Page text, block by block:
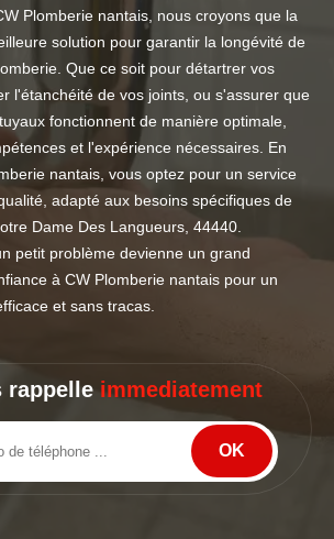
Plomberie nantais, nous croyons que la
solution pour garantir la longévité de
Que ce soit pour détartrer vos
l'étanchéité de vos joints, ou s'assurer que
fonctionnent de manière optimale,
et l'expérience nécessaires. En
nantais, vous optez pour un service
adapté aux besoins spécifiques de
Dame Des Langueurs, 44440.
petit problème devienne un grand
à CW Plomberie nantais pour un
et sans tracas.
rappelle immediatement